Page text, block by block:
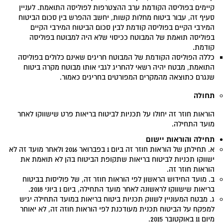
קיימים בפוליסה הקודמת ערב ההצטרפות לפוליסה התואמת. לעניין
סעיף זה, עבור ביטוח מחלות קשות, יחשב ההפרש בין סכום הביטוח
המירבי הקיים בפוליסה קודמת לבין סכום הביטוח המירבי הקיים
בפוליסה תואמת של המבוטח ככיסוי שלא היה למבוטח בפוליסה
קודמת.
כללה הפוליסה הקודמת של המבוטח חריגים שאינם כלולים בפוליסה
התואמת, מבטח יהיה רשאי להחריג לגבי אותו מבוטח מקרה ביטוח
שנגרם כתוצאה מהמקרים המפורטים בחריגים כאמור.
תחולה
הוראות חוזר זה יחולו על תכניות לביטוח בריאות פרט שישווקו לאחר
מועד התחילה.
תחילה והוראות יישום
א. תחילתן של הוראות חוזר זה ביום 1 בפברואר 2016 ולאחר מועד זה לא
ישווקו תכניות לביטוח בריאות שתקופת הביטוח בהן לא תואמת את
הוראות חוזר זה.
ב. מועד החידוש הראשון לפי הוראות חוזר זה, של פוליסות בביטוח
בריאות שישווקו לראשונה לאחר מועד התחילה, ביום 1 ביוני 2018.
ג. מבטח המעוניין לשווק תכניות ביטוח בריאות במועד התחילה יגיש
למפקח על הביטוח תכנית מעודכנת לפי הוראות חוזה זה, לא יאוחר
מיום 11 באוקטובר 2015.